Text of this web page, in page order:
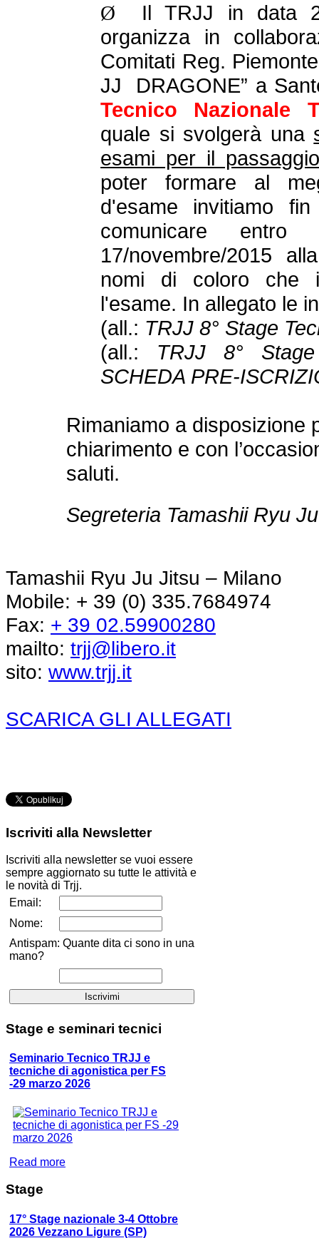
Ø
Il TRJJ in data
organizza in
Comitati Reg.
JJ DRAGONE” a
Tecnico Nazionale
quale si svolgerà una
esami per il
poter formare al
d'esame invitiamo
comunicare
17/novembre/2015
nomi di coloro che
l'esame. In allegato le
(all.: TRJJ 8° Stage
(all.: TRJJ 8°
SCHEDA PRE-
Rimaniamo a disposizione
chiarimento e con
saluti.
Segreteria Tamashii Ryu
Tamashii Ryu Ju Jitsu – Milano
Mobile: + 39 (0) 335.7684974
Fax: + 39 02.59900280
mailto: trjj@libero.it
sito: www.trjj.it
SCARICA GLI ALLEGATI
Iscriviti alla Newsletter
Iscriviti alla newsletter se vuoi essere
sempre aggiornato su tutte le attività e
le novità di Trjj.
Email:
Nome:
Antispam: Quante dita ci sono in una
mano?
Stage e seminari tecnici
Seminario Tecnico TRJJ e
tecniche di agonistica per FS
-29 marzo 2026
Read more
Stage
17° Stage nazionale 3-4 Ottobre
2026 Vezzano Ligure (SP)